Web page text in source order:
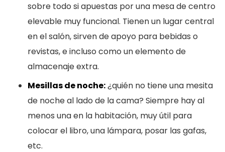
sobre todo si apuestas por una mesa de centro
elevable muy funcional. Tienen un lugar central
en el salón, sirven de apoyo para bebidas o
revistas, e incluso como un elemento de
almacenaje extra.
Mesillas de noche:¿quién no tiene una mesita
de noche al lado de la cama? Siempre hay al
menos una en la habitación, muy útil para
colocar el libro, una lámpara, posar las gafas,
etc.